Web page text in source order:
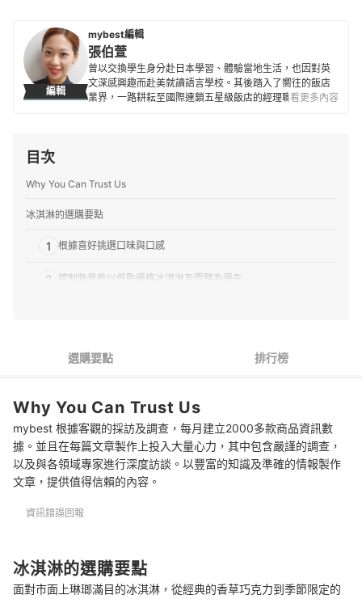
編輯
mybest編輯
張伯萱
曾以交換學生身分赴日本學習、體驗當地生活，也因對英
文深感興趣而赴美就讀語言學校。其後踏入了嚮往的飯店
業界，一路耕耘至國際連鎖五星級飯店的經理職，因此對
看更多內容
目次
Why You Can Trust Us
冰淇淋的選購要點
1 根據喜好挑選口味與口感
2 控制熱量能以低脂優格冰淇淋及雪酪為優先
參考更多美味誘人的甜點
選購要點 排行榜
Why You Can Trust Us
mybest 根據客觀的採訪及調查，每月建立2000多款商品資訊數
據。並且在每篇文章製作上投入大量心力，其中包含嚴謹的調查，
以及與各領域專家進行深度訪談。以豐富的知識及準確的情報製作
文章，提供值得信賴的內容。
資訊錯誤回報
冰淇淋的選購要點
面對市面上琳瑯滿目的冰淇淋，從經典的香草巧克力到季節限定的